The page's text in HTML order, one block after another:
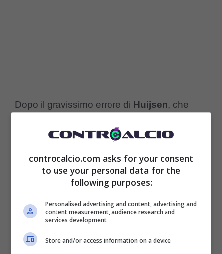
Dopo il gravissimo errore di Huijsen, che
Juventus sui giovani è molto guardinga,
soprattutto per i tanti che sono cresciuti nel
vivaio e nellaNextGenper poi andare a fare
più commettere amenità di questo genere
anche per via della ristrutturazione che si sta
controcalcio.com asks for your consent
to use your personal data for the
following purposes:
Personalised advertising and content, advertising and
content measurement, audience research and
services development
Store and/or access information on a device